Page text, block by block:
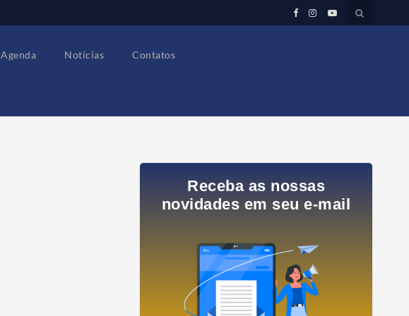
Agenda Notícias Contatos
Receba as nossas
novidades em seu e-mail